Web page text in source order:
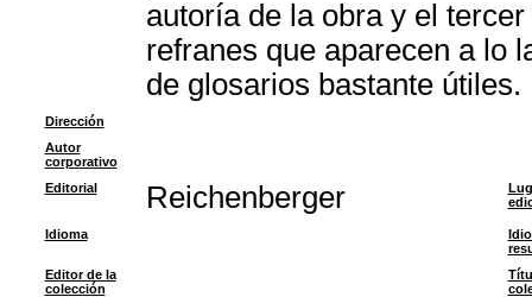
autoría de la obra y el
refranes que aparecen a lo
de glosarios bastante útiles.
Dirección
Autor
corporativo
Editorial
Reichenberger
Idioma
Editor de la
colección